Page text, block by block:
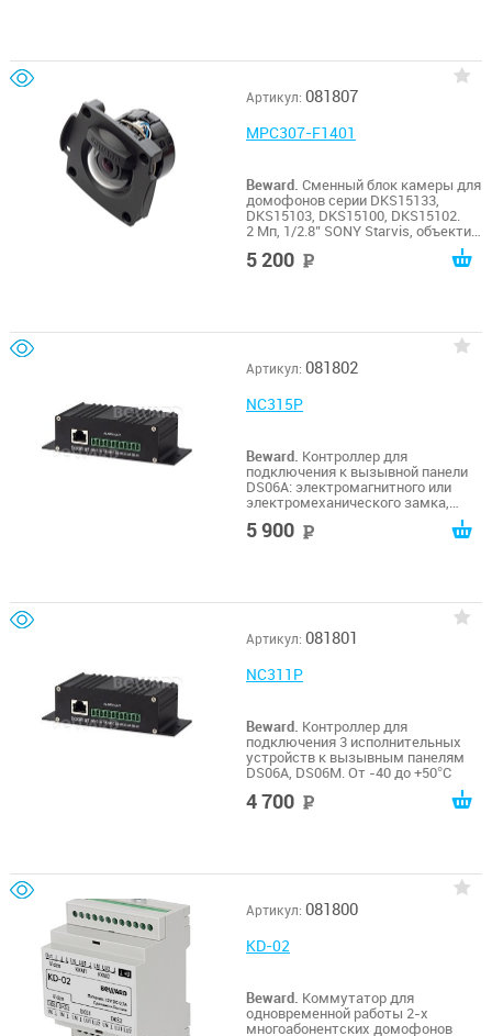
Артикул: 081807
MPC307-F1401
Beward. Сменный блок камеры для
домофонов серии DKS15133,
DKS15103, DKS15100, DKS15102.
2 Мп, 1/2.8’’ SONY Starvis, объектив
5 200
Артикул: 081802
NC315P
Beward. Контроллер для
подключения к вызывной панели
DS06A: электромагнитного или
электромеханического замка,
тревожного входа, кнопки выхода
5 900
Артикул: 081801
NC311P
Beward. Контроллер для
подключения 3 исполнительных
устройств к вызывным панелям
DS06A, DS06M. От -40 до +50°С
4 700
Артикул: 081800
KD-02
Beward. Коммутатор для
одновременной работы 2-х
многоабонентских домофонов